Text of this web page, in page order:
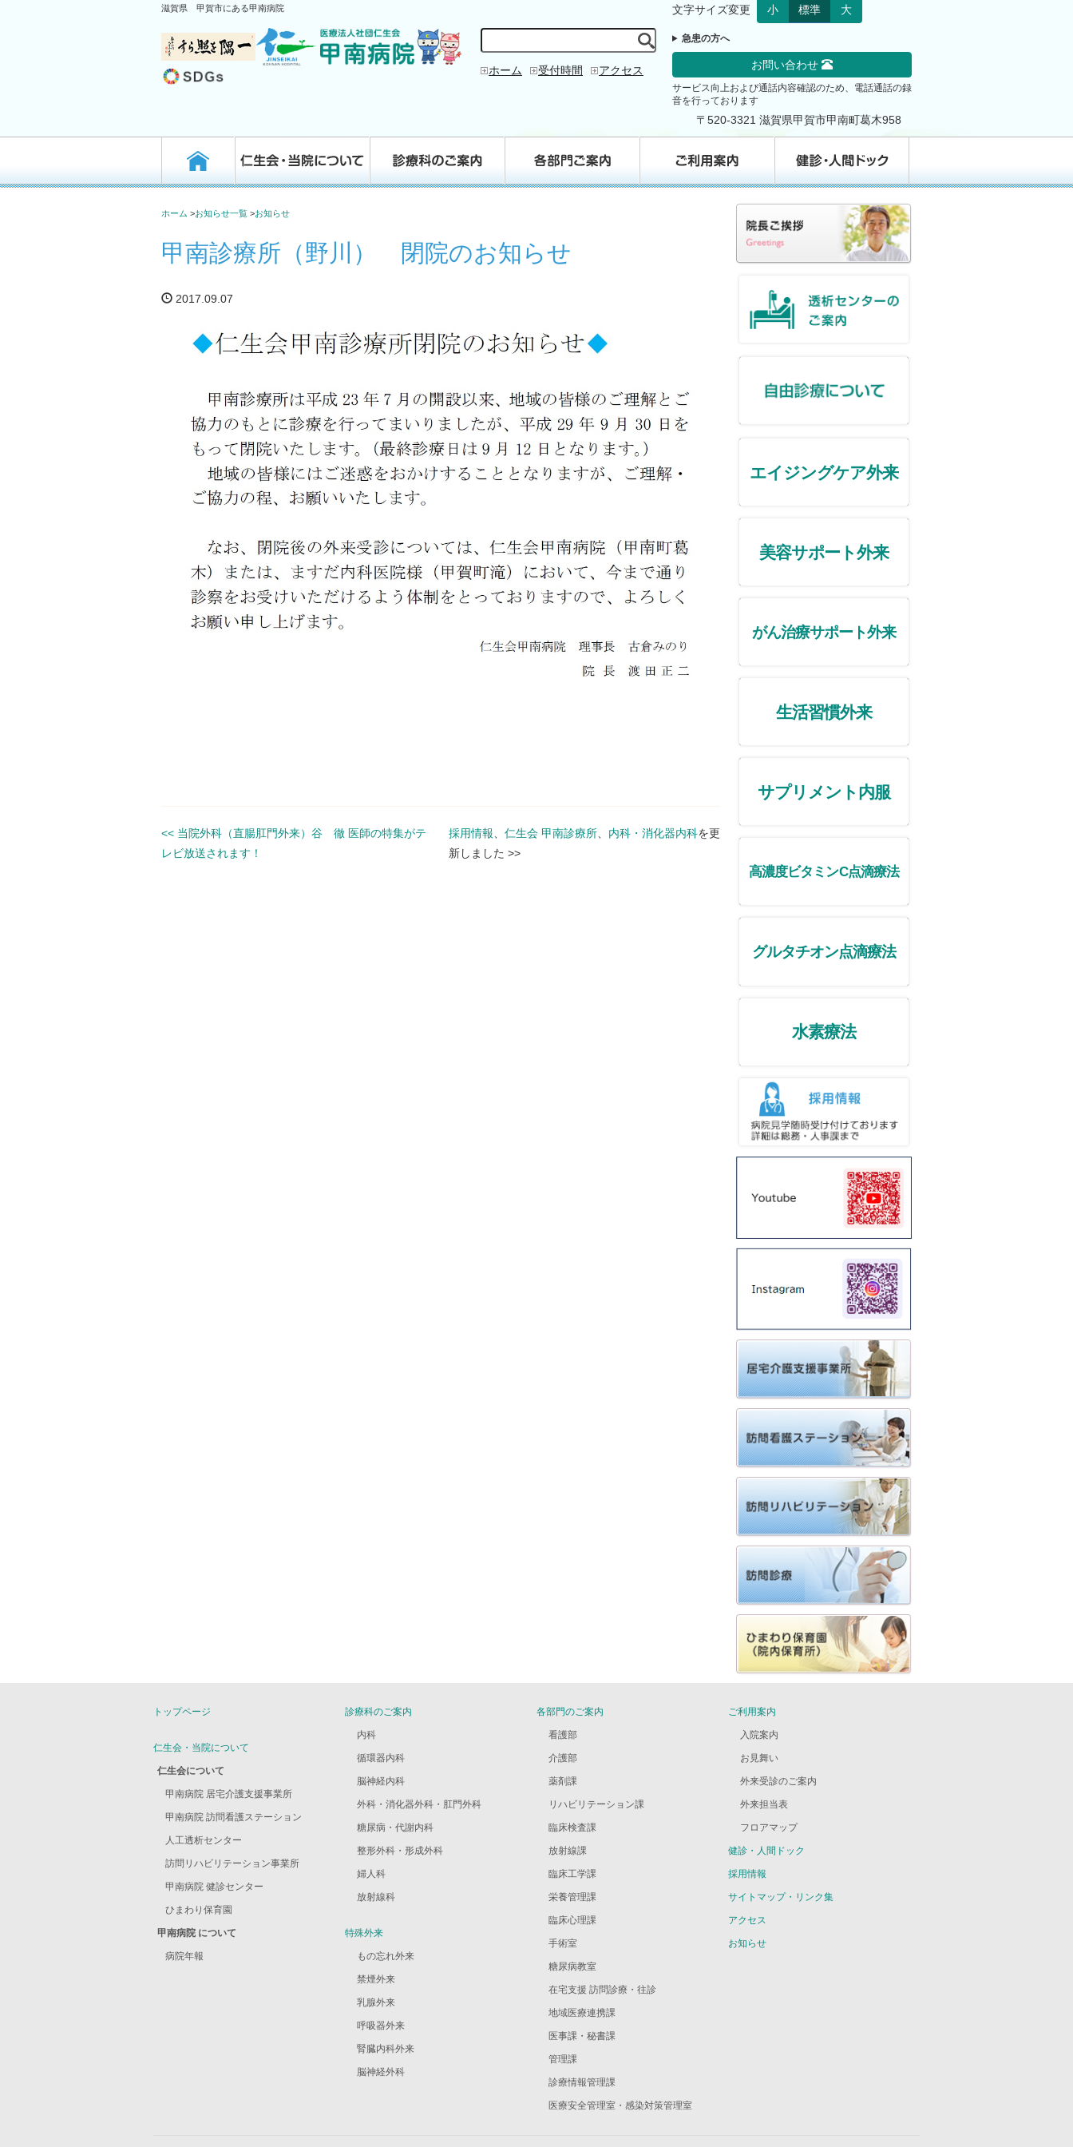
滋賀県 甲賀市にある甲南病院 文字サイズ変更 小 標準 大
ホーム 受付時間 アクセス
急患の方へ
お問い合わせ
サービス向上および通話内容確認のため、電話通話の録
音を行っております
〒520-3321 滋賀県甲賀市甲南町葛木958
お知らせ
ホーム >お知らせ一覧 >お知らせ
甲南診療所（野川） 閉院のお知らせ
2017.09.07
<< 当院外科（直腸肛門外来）谷 徹 医師の特集がテ
レビ放送されます！
採用情報 仁生会 甲南診療所 内科・消化器内科を更
新しました >>
エイジングケア外来
美容サポート外来
がん治療サポート外来
生活習慣外来
サプリメント内服
高濃度ビタミンC点滴療法
グルタチオン点滴療法
水素療法
トップページ
仁生会・当院について
仁生会について
甲南病院 居宅介護支援事業所
甲南病院 訪問看護ステーション
人工透析センター
訪問リハビリテーション事業所
甲南病院 健診センター
ひまわり保育園
甲南病院 について
病院年報
診療科のご案内
内科
循環器内科
脳神経内科
外科・消化器外科・肛門外科
糖尿病・代謝内科
整形外科・形成外科
婦人科
放射線科
特殊外来
もの忘れ外来
禁煙外来
乳腺外来
呼吸器外来
腎臓内科外来
脳神経外科
各部門のご案内
看護部
介護部
薬剤課
リハビリテーション課
臨床検査課
放射線課
臨床工学課
栄養管理課
臨床心理課
手術室
糖尿病教室
在宅支援 訪問診療・往診
地域医療連携課
医事課・秘書課
管理課
診療情報管理課
医療安全管理室・感染対策管理室
ご利用案内
入院案内
お見舞い
外来受診のご案内
外来担当表
フロアマップ
健診・人間ドック
採用情報
サイトマップ・リンク集
アクセス
お知らせ